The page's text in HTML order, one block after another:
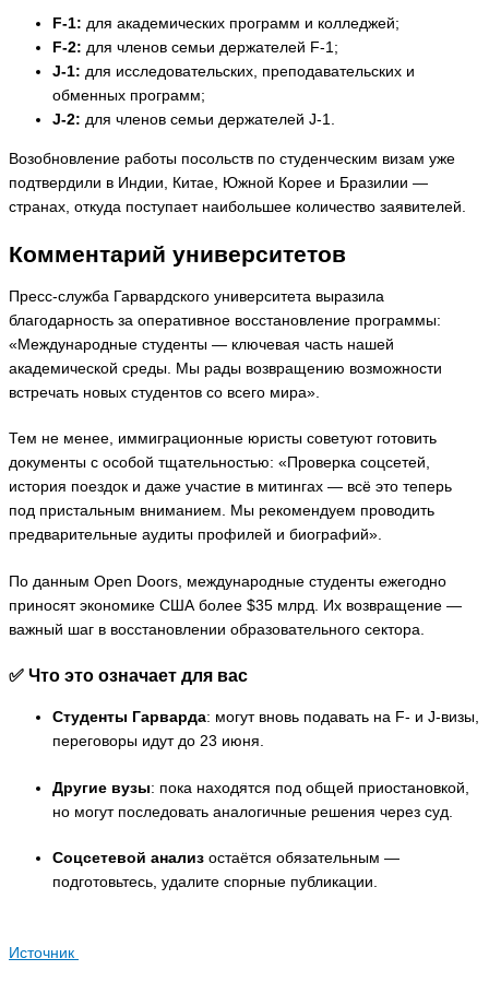
F-1: для академических программ и колледжей;
F-2: для членов семьи держателей F-1;
J-1: для исследовательских, преподавательских и
обменных программ;
J-2: для членов семьи держателей J-1.
Возобновление работы посольств по студенческим визам уже
подтвердили в Индии, Китае, Южной Корее и Бразилии —
странах, откуда поступает наибольшее количество заявителей.
Комментарий университетов
Пресс-служба Гарвардского университета выразила
благодарность за оперативное восстановление программы:
«Международные студенты — ключевая часть нашей
академической среды. Мы рады возвращению возможности
встречать новых студентов со всего мира».
Тем не менее, иммиграционные юристы советуют готовить
документы с особой тщательностью: «Проверка соцсетей,
история поездок и даже участие в митингах — всё это теперь
под пристальным вниманием. Мы рекомендуем проводить
предварительные аудиты профилей и биографий».
По данным Open Doors, международные студенты ежегодно
приносят экономике США более $35 млрд. Их возвращение —
важный шаг в восстановлении образовательного сектора.
✅ Что это означает для вас
Студенты Гарварда: могут вновь подавать на F‑ и J‑визы,
переговоры идут до 23 июня.
Другие вузы: пока находятся под общей приостановкой,
но могут последовать аналогичные решения через суд.
Соцсетевой анализ остаётся обязательным —
подготовьтесь, удалите спорные публикации.
Источник